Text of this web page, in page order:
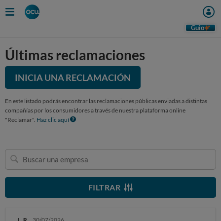
Guio
Últimas reclamaciones
INICIA UNA RECLAMACIÓN
En este listado podrás encontrar las reclamaciones públicas enviadas a distintas
compañías por los consumidores a través de nuestra plataforma online
"Reclamar". Haz clic aquí
Buscar
una
empresa
FILTRAR